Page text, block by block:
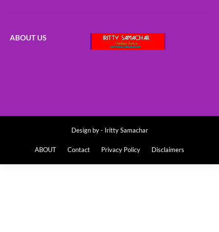
ABOUT US
Design by - Iritty Samachar
ABOUT Contact Privacy Policy Disclaimers